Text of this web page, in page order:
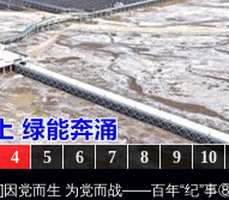
10
9
8
7
6
5
4
党而战——百年“纪”事⑧加强纪律..